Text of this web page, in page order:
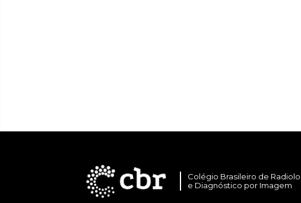
Colégio Brasileiro de
e Diagnóstico por Imagem